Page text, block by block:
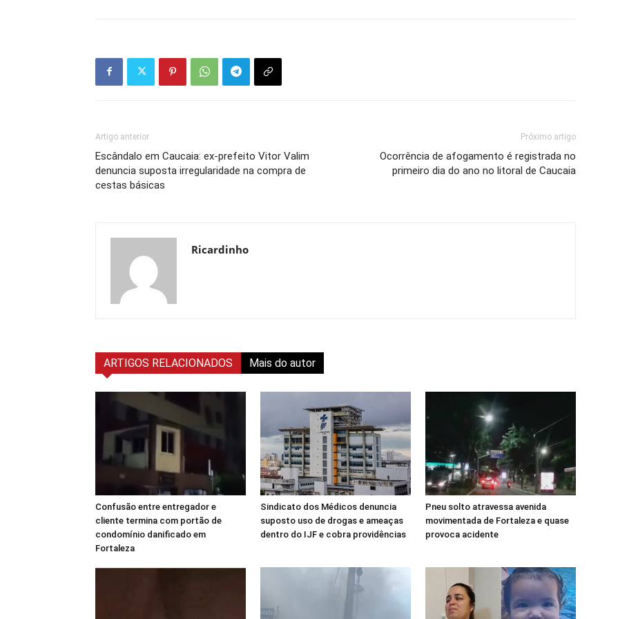
Artigo anterior
Escândalo em Caucaia: ex-prefeito Vitor Valim
denuncia suposta irregularidade na compra de
cestas básicas
Próximo artigo
Ocorrência de afogamento é registrada no
primeiro dia do ano no litoral de Caucaia
Ricardinho
ARTIGOS RELACIONADOS Mais do autor
Confusão entre entregador e
cliente termina com portão de
condomínio danificado em
Fortaleza
Sindicato dos Médicos denuncia
suposto uso de drogas e ameaças
dentro do IJF e cobra providências
Pneu solto atravessa avenida
movimentada de Fortaleza e quase
provoca acidente